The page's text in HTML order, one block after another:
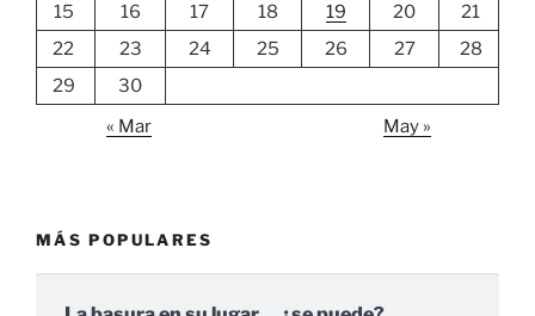
15
16 17 18 19 20
21
22
23 24 25 26 27
28
29
30
« Mar
May »
MÁS POPULARES